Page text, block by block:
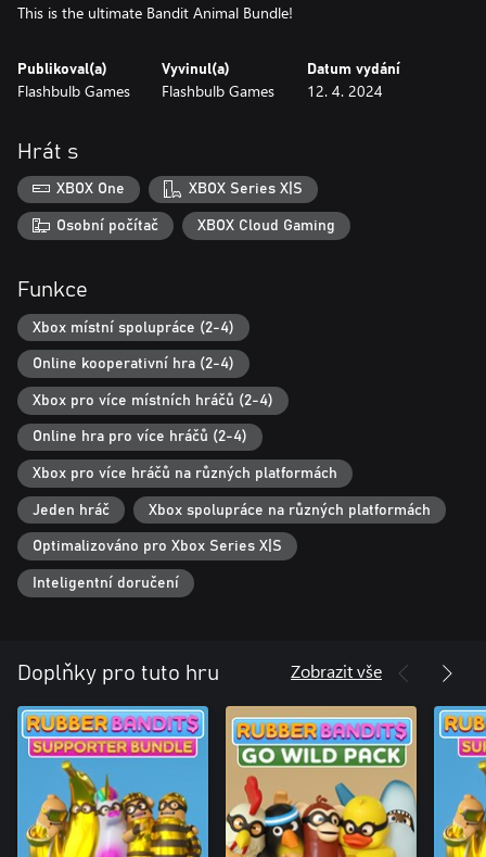
This is the ultimate Bandit Animal Bundle!
Publikoval(a)
Flashbulb Games
Vyvinul(a)
Flashbulb Games
Datum vydání
12. 4. 2024
Hrát s
XBOX One XBOX Series X|S
Osobní počítač XBOX Cloud Gaming
Funkce
Xbox místní spolupráce (2-4)
Online kooperativní hra (2-4)
Xbox pro více místních hráčů (2-4)
Online hra pro více hráčů (2-4)
Xbox pro více hráčů na různých platformách
Jeden hráč Xbox spolupráce na různých platformách
Optimalizováno pro Xbox Series X|S
Inteligentní doručení
Doplňky pro tuto hru Zobrazit vše